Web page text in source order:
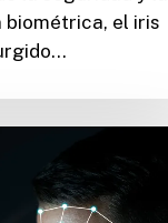
el iris